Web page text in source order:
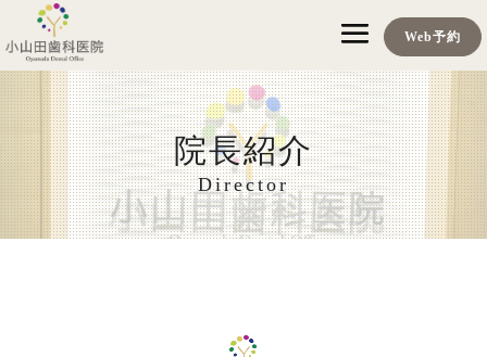
Web予約
院長紹介
Director